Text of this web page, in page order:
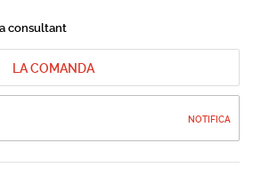
consultant
LA COMANDA
NOTIFICA